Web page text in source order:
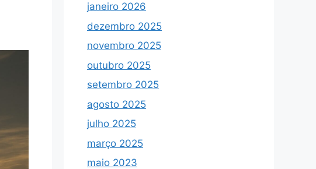
janeiro 2026
dezembro 2025
novembro 2025
outubro 2025
setembro 2025
agosto 2025
julho 2025
março 2025
maio 2023